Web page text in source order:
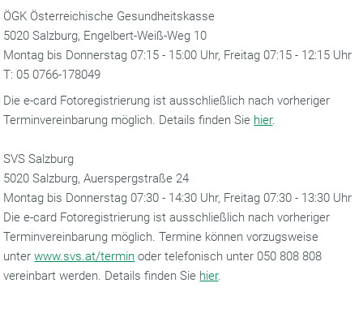
ÖGK Österreichische Gesundheitskasse
5020 Salzburg, Engelbert-Weiß-Weg 10
Montag bis Donnerstag 07:15 - 15:00 Uhr, Freitag 07:15 - 12:15 Uhr
T: 05 0766-178049
Die e-card Fotoregistrierung ist ausschließlich nach vorheriger
Terminvereinbarung möglich. Details finden Sie hier.
SVS Salzburg
5020 Salzburg, Auerspergstraße 24
Montag bis Donnerstag 07:30 - 14:30 Uhr, Freitag 07:30 - 13:30 Uhr
Die e-card Fotoregistrierung ist ausschließlich nach vorheriger
Terminvereinbarung möglich. Termine können vorzugsweise
unterwww.svs.at/termin oder telefonisch unter 050 808 808
vereinbart werden. Details finden Sie hier.